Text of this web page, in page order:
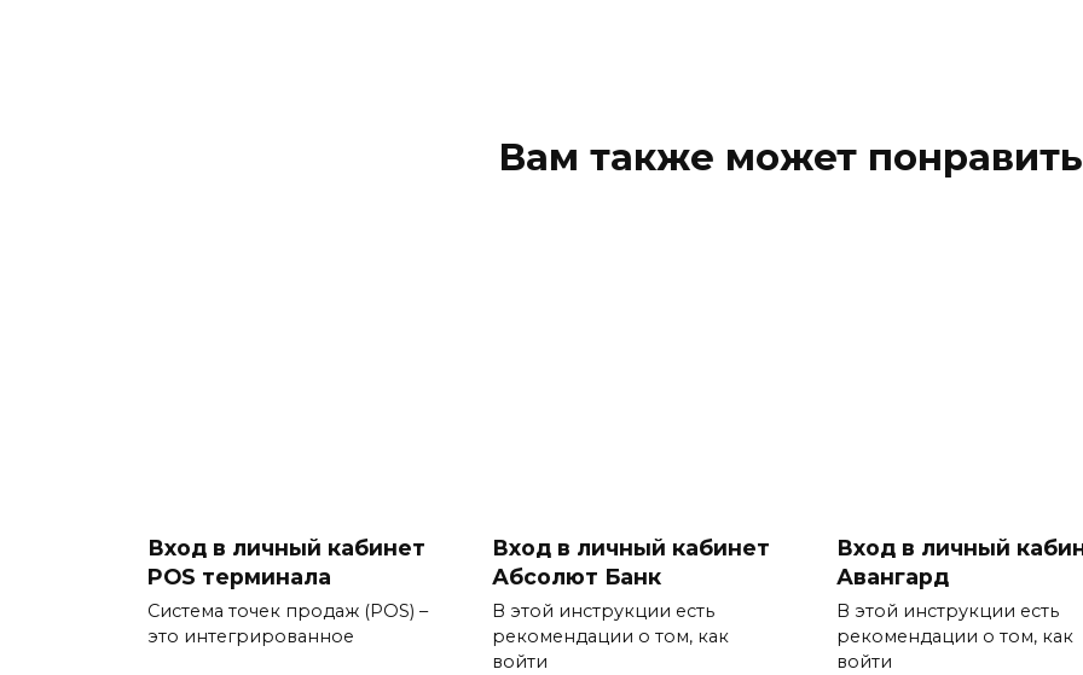
Вам также может
Вход в личный кабинет
POS терминала
Система точек продаж (POS) –
это интегрированное
Вход в личный кабинет
Абсолют Банк
В этой инструкции есть
рекомендации о том, как
войти
Вход в личный
Авангард
В этой инструкции есть
рекомендации о том, как
войти